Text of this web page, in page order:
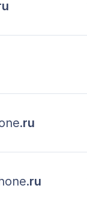
ru
ru